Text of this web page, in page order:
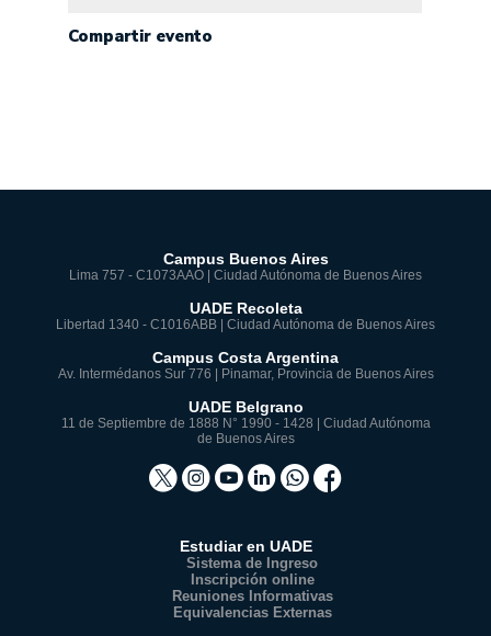
Compartir evento
Campus Buenos Aires
Lima 757 - C1073AAO | Ciudad Autónoma de Buenos Aires
UADE Recoleta
Libertad 1340 - C1016ABB | Ciudad Autónoma de Buenos Aires
Campus Costa Argentina
Av. Intermédanos Sur 776 | Pinamar, Provincia de Buenos Aires
UADE Belgrano
11 de Septiembre de 1888 N° 1990 - 1428 | Ciudad Autónoma
de Buenos Aires
Estudiar en UADE
Sistema de Ingreso
Inscripción online
Reuniones Informativas
Equivalencias Externas